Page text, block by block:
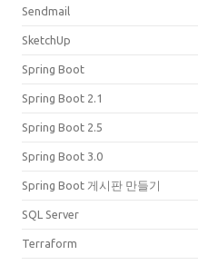
Sendmail
SketchUp
Spring Boot
Spring Boot 2.1
Spring Boot 2.5
Spring Boot 3.0
Spring Boot 게시판 만들기
SQL Server
Terraform